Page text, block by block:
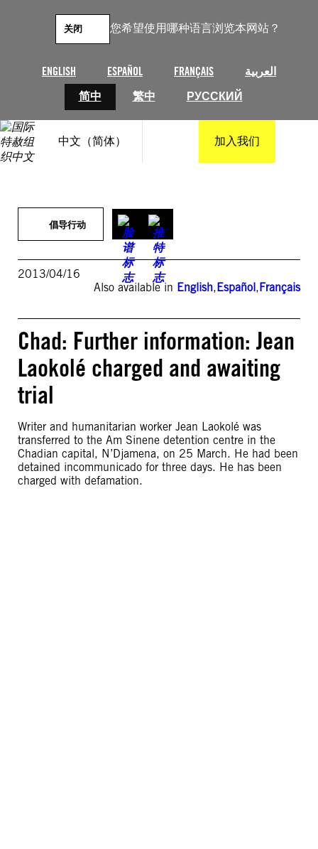
您希望使用哪种语言浏览本网站？
ENGLISH ESPAÑOL FRANÇAIS
العربية
简中
繁中 РУССКИЙ
关闭
中文（简体） 加入我们
倡导行动
2013/04/16
Also available in English,Español,Français
Chad: Further information: Jean
Laokolé charged and awaiting
trial
Writer and humanitarian worker Jean Laokolé was
transferred to the Am Sinene detention centre in the
Chadian capital, N’Djamena, on 25 March. He had been
detained incommunicado for three days. He has been
charged with defamation.